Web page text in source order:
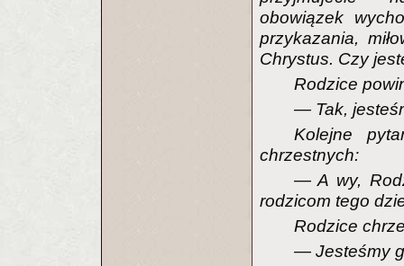
obowiązek
przykazania,
Chrystus. Czy
Rodzice
— Tak,
Kolejne
chrzestnych:
— A wy,
rodzicom tego
Rodzice
— Jesteśmy